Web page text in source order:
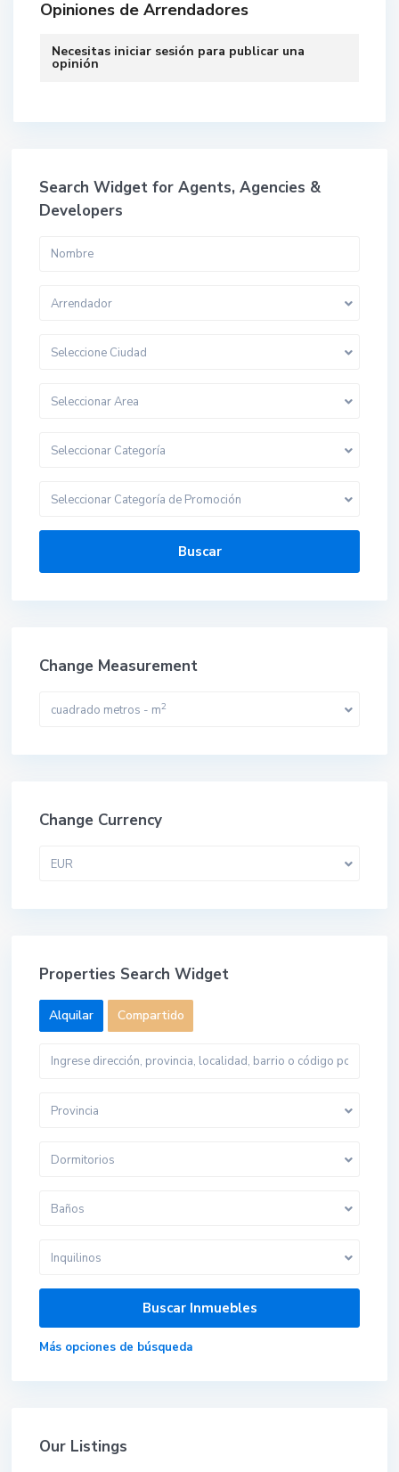
Opiniones de Arrendadores
Necesitas iniciar sesión para publicar una
opinión
Search Widget for Agents, Agencies &
Developers
Arrendador
Seleccione Ciudad
Seleccionar Area
Seleccionar Categoría
Seleccionar Categoría de Promoción
Buscar
Change Measurement
cuadrado metros - m2
Change Currency
EUR
Properties Search Widget
Alquilar Compartido
Provincia
Dormitorios
Baños
Inquilinos
Más opciones de búsqueda
Our Listings